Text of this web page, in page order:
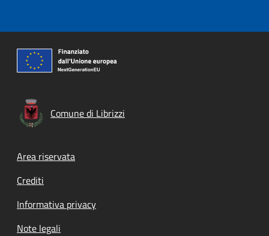
Comune di Librizzi
Footer menu
Area riservata
Crediti
Informativa privacy
Note legali